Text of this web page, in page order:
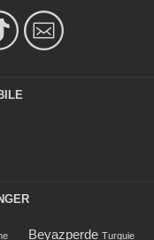
Beyazperde Turquie